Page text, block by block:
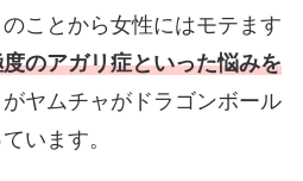
ことから女性にはモテます
のアガリ症といった悩みを
ヤムチャがドラゴンボール
います。